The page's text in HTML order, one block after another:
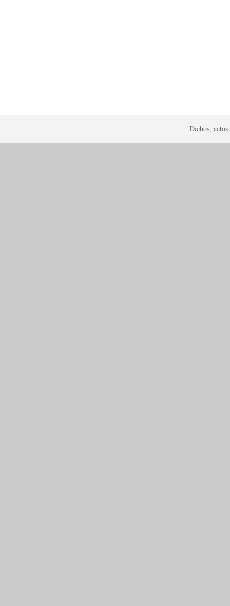
Dichos,